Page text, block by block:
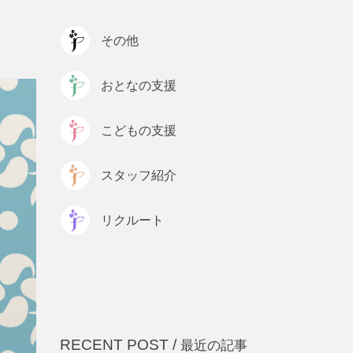
その他
おとなの支援
こどもの支援
スタッフ紹介
リクルート
RECENT POST / 最近の記事